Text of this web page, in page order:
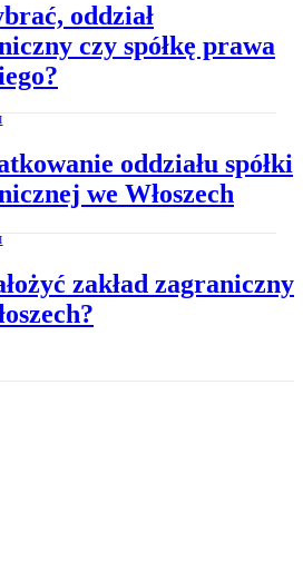
oddział
czy spółkę prawa
oddziału spółki
we Włoszech
zakład zagraniczny